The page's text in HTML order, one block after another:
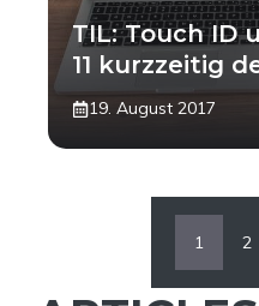
TIL: Touch ID
11 kurzzeitig
19. August 2017
1 2